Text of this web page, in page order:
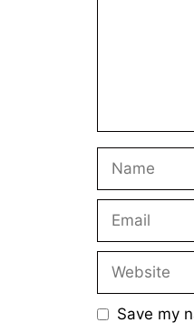
Name
Email
Website
Save my